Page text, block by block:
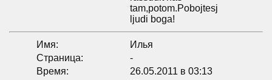
tam,potom.Pobojtesj
ljudi boga!
Имя:
Илья
Страница:
-
Время:
26.05.2011 в 03:13